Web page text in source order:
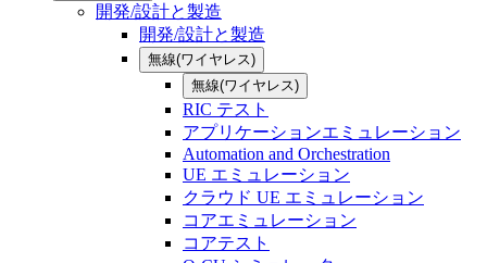
開発/設計と製造
開発/設計と製造
無線(ワイヤレス)
無線(ワイヤレス)
RIC テスト
アプリケーションエミュレーション
Automation and Orchestration
UE エミュレーション
クラウド UE エミュレーション
コアエミュレーション
コアテスト